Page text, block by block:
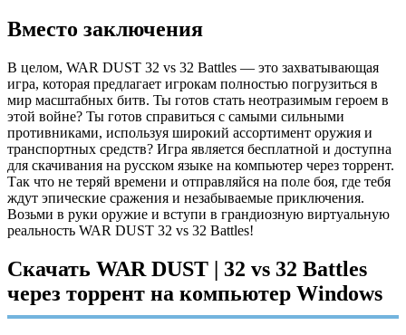
Вместо заключения
В целом, WAR DUST 32 vs 32 Battles — это захватывающая
игра, которая предлагает игрокам полностью погрузиться в
мир масштабных битв. Ты готов стать неотразимым героем в
этой войне? Ты готов справиться с самыми сильными
противниками, используя широкий ассортимент оружия и
транспортных средств? Игра является бесплатной и доступна
для скачивания на русском языке на компьютер через торрент.
Так что не теряй времени и отправляйся на поле боя, где тебя
ждут эпические сражения и незабываемые приключения.
Возьми в руки оружие и вступи в грандиозную виртуальную
реальность WAR DUST 32 vs 32 Battles!
Скачать WAR DUST | 32 vs 32 Battles
через торрент на компьютер Windows